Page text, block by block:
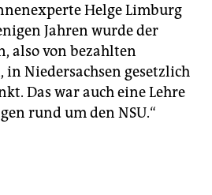
Helge Limburg
Jahren wurde der
also von bezahlten
in Niedersachsen gesetzlich
Das war auch eine Lehre
rund um den NSU.“